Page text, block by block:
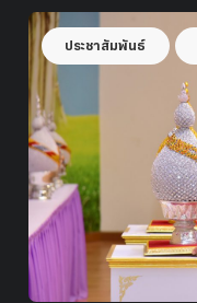
ประชาสัมพันธ์